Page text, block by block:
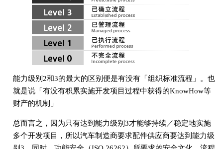
能力级别2和3的最大的区别便是有没有「组织标准流程」。也
就是说「有没有积累实施开发项目过程中获得的KnowHow等
财产的机制」
总而言之，因为只有达到能力级别3才能够持续／稳定地实施
多个开发项目，所以汽车制造商要求配件供应商要达到能力级